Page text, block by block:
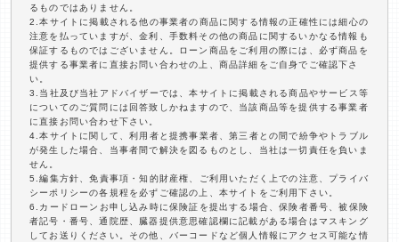
るものではありません。
2.本サイトに掲載される他の事業者の商品に関する情報の正確性には細心の
注意を払っていますが、金利、手数料その他の商品に関するいかなる情報も
保証するものではございません。ローン商品をご利用の際には、必ず商品を
提供する事業者に直接お問い合わせの上、商品詳細をご自身でご確認下さ
い。
3.当社及び当社アドバイザーでは、本サイトに掲載される商品やサービス等
についてのご質問には回答致しかねますので、当該商品等を提供する事業者
に直接お問い合わせ下さい。
4.本サイトに関して、利用者と提携事業者、第三者との間で紛争やトラブル
が発生した場合、当事者間で解決を図るものとし、当社は一切責任を負いま
せん。
5.編集方針、免責事項・知的財産権、ご利用いただく上での注意、プライバ
シーポリシーの各規程を必ずご確認の上、本サイトをご利用下さい。
6.カードローンお申し込み時に保険証を提出する場合、保険者番号、被保険
者記号・番号、通院歴、臓器提供意思確認欄に記載がある場合はマスキング
してお送りください。その他、バーコードなど個人情報にアクセス可能な情